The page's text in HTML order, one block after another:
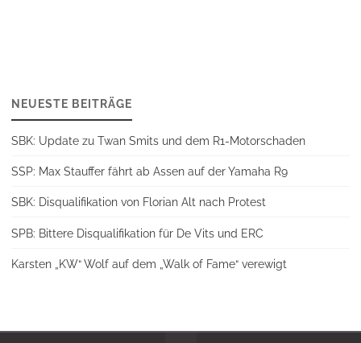
NEUESTE BEITRÄGE
SBK: Update zu Twan Smits und dem R1-Motorschaden
SSP: Max Stauffer fährt ab Assen auf der Yamaha R9
SBK: Disqualifikation von Florian Alt nach Protest
SPB: Bittere Disqualifikation für De Vits und ERC
Karsten „KW“ Wolf auf dem „Walk of Fame“ verewigt